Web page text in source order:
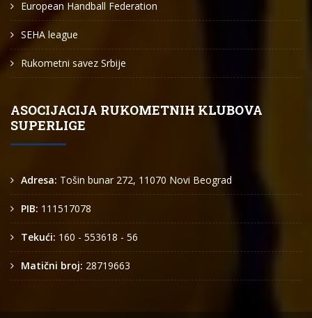
European Handball Federation
SEHA league
Rukometni savez Srbije
ASOCIJACIJA RUKOMETNIH KLUBOVA
SUPERLIGE
Adresa: Tošin bunar 272, 11070 Novi Beograd
PIB: 111517078
Tekući: 160 - 553618 - 56
Matični broj: 28719663